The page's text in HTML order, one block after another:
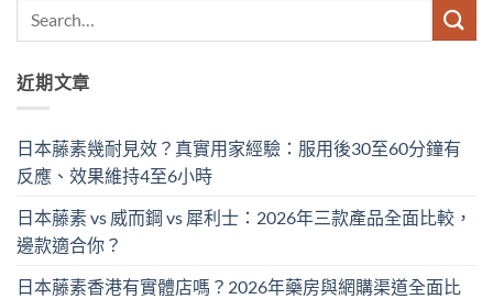
近期文章
日本藤素幾耐見效？真實用家經驗：服用後30至60分鐘有
反應、效果維持4至6小時
日本藤素 vs 威而鋼 vs 犀利士：2026年三款產品全面比較，
邊款適合你？
日本藤素香港有實體店嗎？2026年藥房與網購渠道全面比